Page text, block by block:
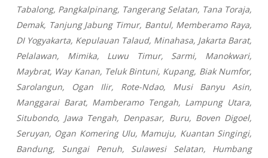
Tabalong, Pangkalpinang, Tangerang Selatan, Tana Toraja,
Demak, Tanjung Jabung Timur, Bantul, Memberamo Raya,
DI Yogyakarta, Kepulauan Talaud, Minahasa, Jakarta Barat,
Pelalawan, Mimika, Luwu Timur, Sarmi, Manokwari,
Maybrat, Way Kanan, Teluk Bintuni, Kupang, Biak Numfor,
Sarolangun, Ogan Ilir, Rote-Ndao, Musi Banyu Asin,
Manggarai Barat, Mamberamo Tengah, Lampung Utara,
Situbondo, Jawa Tengah, Denpasar, Buru, Boven Digoel,
Seruyan, Ogan Komering Ulu, Mamuju, Kuantan Singingi,
Bandung, Sungai Penuh, Sulawesi Selatan, Humbang